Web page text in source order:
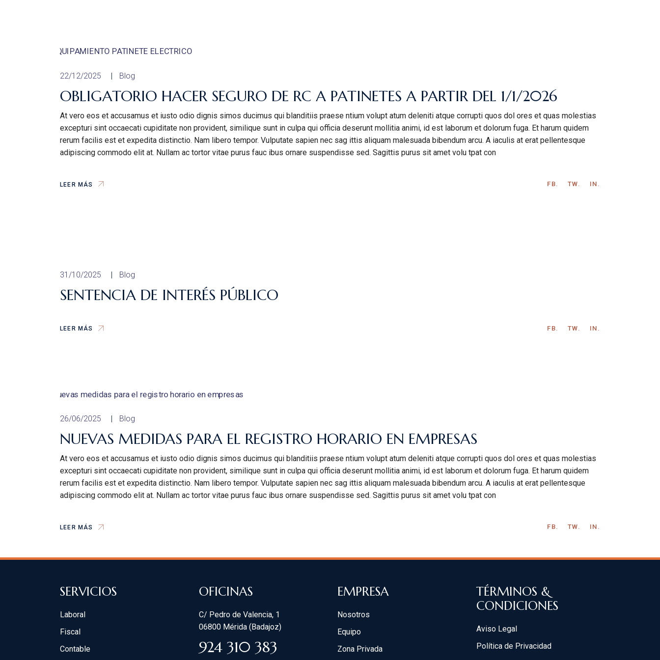
22/12/2025 Blog
OBLIGATORIO HACER SEGURO DE RC A PATINETES A PARTIR DEL 1/1/2026
At vero eos et accusamus et iusto odio dignis simos ducimus qui blanditiis praese ntium volupt atum deleniti atque corrupti quos dol ores et quas molestias
excepturi sint occaecati cupiditate non provident, similique sunt in culpa qui officia deserunt mollitia animi, id est laborum et dolorum fuga. Et harum quidem
rerum facilis est et expedita distinctio. Nam libero tempor. Vulputate sapien nec sag ittis aliquam malesuada bibendum arcu. A iaculis at erat pellentesque
adipiscing commodo elit at. Nullam ac tortor vitae purus fauc ibus ornare suspendisse sed. Sagittis purus sit amet volu tpat con
LEER MÁS FB. TW. IN.
31/10/2025 Blog
SENTENCIA DE INTERÉS PÚBLICO
LEER MÁS FB. TW. IN.
26/06/2025 Blog
NUEVAS MEDIDAS PARA EL REGISTRO HORARIO EN EMPRESAS
At vero eos et accusamus et iusto odio dignis simos ducimus qui blanditiis praese ntium volupt atum deleniti atque corrupti quos dol ores et quas molestias
excepturi sint occaecati cupiditate non provident, similique sunt in culpa qui officia deserunt mollitia animi, id est laborum et dolorum fuga. Et harum quidem
rerum facilis est et expedita distinctio. Nam libero tempor. Vulputate sapien nec sag ittis aliquam malesuada bibendum arcu. A iaculis at erat pellentesque
adipiscing commodo elit at. Nullam ac tortor vitae purus fauc ibus ornare suspendisse sed. Sagittis purus sit amet volu tpat con
LEER MÁS FB. TW. IN.
SERVICIOS
Laboral
Fiscal
Contable
OFICINAS
C/ Pedro de Valencia, 1
06800 Mérida (Badajoz)
924 310 383
EMPRESA
Nosotros
Equipo
Zona Privada
TÉRMINOS &
CONDICIONES
Aviso Legal
Política de Privacidad